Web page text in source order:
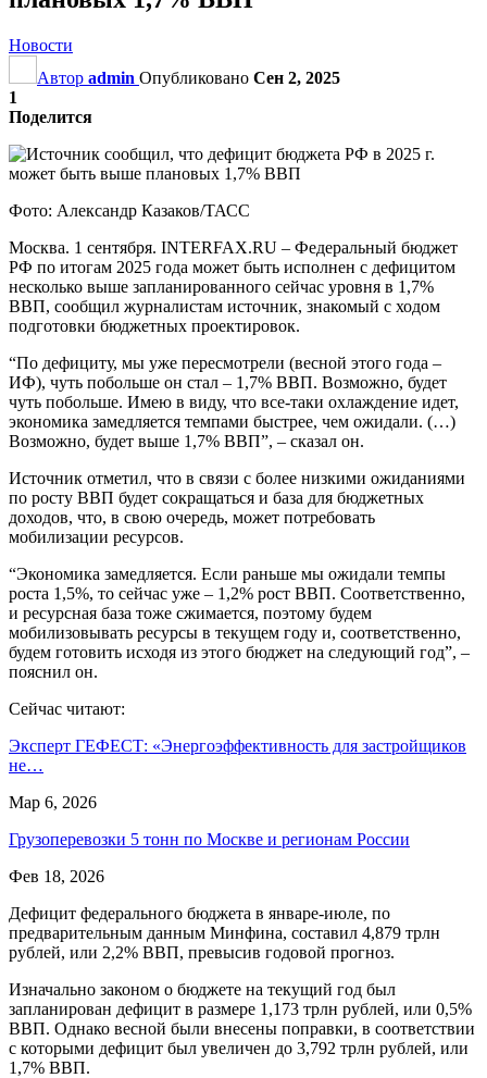
Новости
Автор admin Опубликовано Сен 2, 2025
1
Поделится
Фото: Александр Казаков/ТАСС
Москва. 1 сентября. INTERFAX.RU – Федеральный бюджет
РФ по итогам 2025 года может быть исполнен с дефицитом
несколько выше запланированного сейчас уровня в 1,7%
ВВП, сообщил журналистам источник, знакомый с ходом
подготовки бюджетных проектировок.
“По дефициту, мы уже пересмотрели (весной этого года –
ИФ), чуть побольше он стал – 1,7% ВВП. Возможно, будет
чуть побольше. Имею в виду, что все-таки охлаждение идет,
экономика замедляется темпами быстрее, чем ожидали. (…)
Возможно, будет выше 1,7% ВВП”, – сказал он.
Источник отметил, что в связи с более низкими ожиданиями
по росту ВВП будет сокращаться и база для бюджетных
доходов, что, в свою очередь, может потребовать
мобилизации ресурсов.
“Экономика замедляется. Если раньше мы ожидали темпы
роста 1,5%, то сейчас уже – 1,2% рост ВВП. Соответственно,
и ресурсная база тоже сжимается, поэтому будем
мобилизовывать ресурсы в текущем году и, соответственно,
будем готовить исходя из этого бюджет на следующий год”, –
пояснил он.
Сейчас читают:
Эксперт ГЕФЕСТ: «Энергоэффективность для застройщиков
не…
Мар 6, 2026
Грузоперевозки 5 тонн по Москве и регионам России
Фев 18, 2026
Дефицит федерального бюджета в январе-июле, по
предварительным данным Минфина, составил 4,879 трлн
рублей, или 2,2% ВВП, превысив годовой прогноз.
Изначально законом о бюджете на текущий год был
запланирован дефицит в размере 1,173 трлн рублей, или 0,5%
ВВП. Однако весной были внесены поправки, в соответствии
с которыми дефицит был увеличен до 3,792 трлн рублей, или
1,7% ВВП.